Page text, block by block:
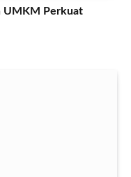
UMKM Perkuat